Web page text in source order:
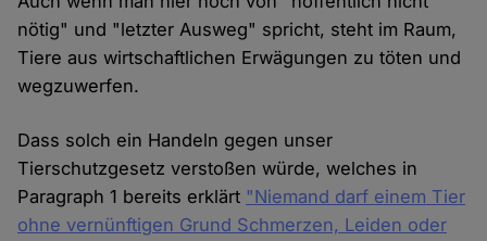
nötig" und "letzter Ausweg" spricht, steht im Raum,
Tiere aus wirtschaftlichen Erwägungen zu töten und
wegzuwerfen.
Dass solch ein Handeln gegen unser
Tierschutzgesetz verstoßen würde, welches in
Paragraph 1 bereits erklärt "Niemand darf einem Tier
ohne vernünftigen Grund Schmerzen, Leiden oder